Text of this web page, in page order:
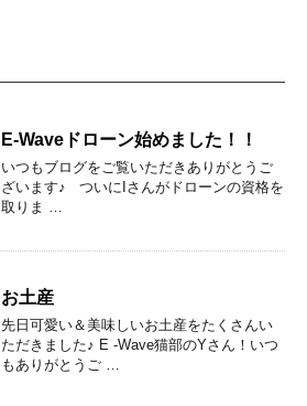
E-Waveドローン始めました！！
いつもブログをご覧いただきありがとうご
ざいます♪ ついにIさんがドローンの資格を
取りま …
お土産
先日可愛い＆美味しいお土産をたくさんい
ただきました♪ E -Wave猫部のYさん！いつ
もありがとうご …